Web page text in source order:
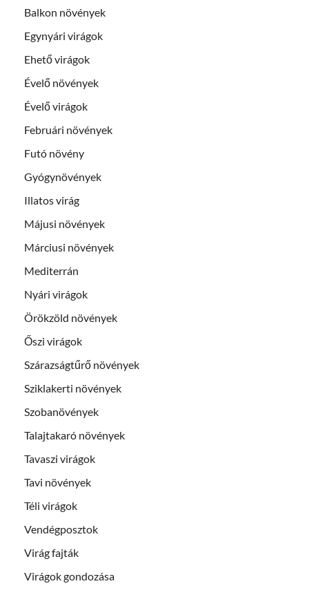
Balkon növények
Egynyári virágok
Ehető virágok
Évelő növények
Évelő virágok
Februári növények
Futó növény
Gyógynövények
Illatos virág
Májusi növények
Márciusi növények
Mediterrán
Nyári virágok
Örökzöld növények
Őszi virágok
Szárazságtűrő növények
Sziklakerti növények
Szobanövények
Talajtakaró növények
Tavaszi virágok
Tavi növények
Téli virágok
Vendégposztok
Virág fajták
Virágok gondozása